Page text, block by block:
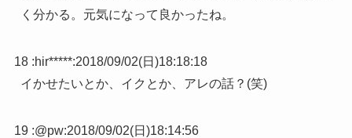
く分かる。元気になって良かったね。
18 :hir*****:2018/09/02(日)18:18:18
イかせたいとか、イクとか、アレの話？(笑)
19 :@pw:2018/09/02(日)18:14:56